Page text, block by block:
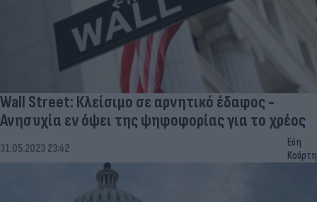
Wall Street: Κλείσιμο σε αρνητικό έδαφος -
Ανησυχία εν όψει της ψηφοφορίας για το χρέος
31.05.2023 23:42
Εύη
Κούρτη